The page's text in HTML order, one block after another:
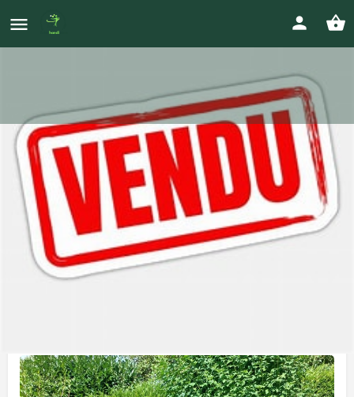
Quadrix Axess Mont Blanc Mobility
Prix
5 000€
Votre Annonce